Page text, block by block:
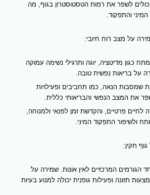
יכולים לשפר את רמות הטסטוסטרון בגוף, מה
והתפקוד.
על מצב רוח חיובי:
כגון מדיטציה, יוגה ותרגילי נשימה עמוקה
על בריאות נפשית טובה.
שמסבות הנאה, כמו תחביבים ופעילויות
את המצב הנפשי והבריאותי כללית.
לחיים פרטיים, והקדשת זמן לפנאי ולמנוחה,
ולשיפור התפקוד המיני.
תקין:
הגורמים המרכזיים לאין אונות. שמירה על
תזונה ופעילות גופנית יכולה למנוע בעיות